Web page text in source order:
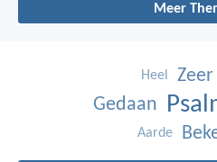
Meer
Heel Zeer
Gedaan
Aarde